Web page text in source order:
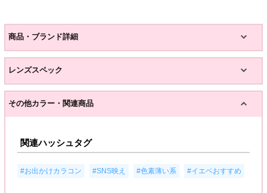
商品・ブランド詳細
レンズスペック
その他カラー・関連商品
関連ハッシュタグ
#お出かけカラコン #SNS映え #色素薄い系 #イエベおすすめ